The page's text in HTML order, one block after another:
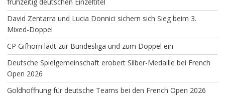
David Zentarra und Lucia Donnici sichern sich Sieg beim 3.
Mixed-Doppel
CP Gifhorn lädt zur Bundesliga und zum Doppel ein
Deutsche Spielgemeinschaft erobert Silber-Medaille bei French
Open 2026
Goldhoffnung für deutsche Teams bei den French Open 2026